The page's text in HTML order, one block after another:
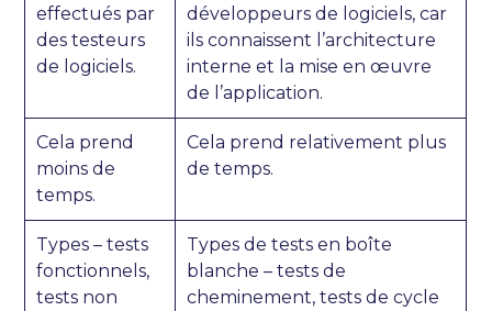
effectués par
des testeurs
de logiciels.
développeurs de logiciels, car
ils connaissent l’architecture
interne et la mise en œuvre
de l’application.
Cela prend
moins de
temps.
Cela prend relativement plus
de temps.
Types – tests
fonctionnels,
tests non
Types de tests en boîte
blanche – tests de
cheminement, tests de cycle